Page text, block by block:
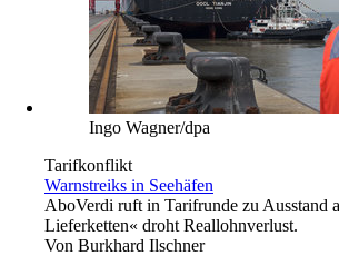
Ingo Wagner/dpa
Tarifkonflikt
Warnstreiks in Seehäfen
AboVerdi ruft in Tarifrunde zu Ausstand
Lieferketten« droht Reallohnverlust.
Von Burkhard Ilschner